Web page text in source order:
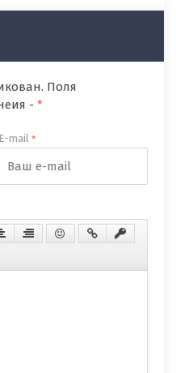
Поля
- *
E-mail*